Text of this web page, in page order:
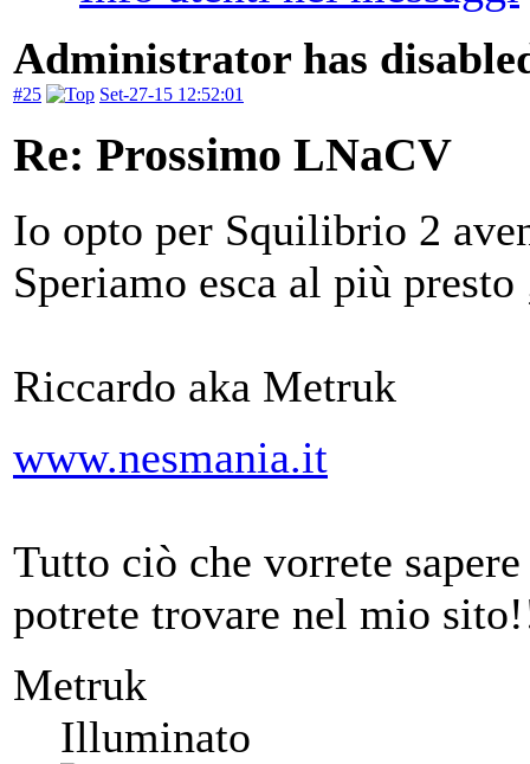
Administrator has
#25 Set-27-15 12:52:01
Re: Prossimo LNaCV
Io opto per Squilibrio 2
Speriamo esca al più
Riccardo aka Metruk
www.nesmania.it
Tutto ciò che vorrete
potrete trovare nel mio
Metruk
Illuminato